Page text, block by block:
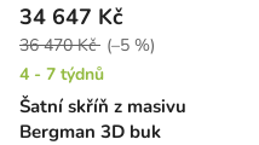
Šatní skříň z masivu
Bergman 3D buk
34 647 Kč
36 470 Kč (–5 %)
4 - 7 týdnů